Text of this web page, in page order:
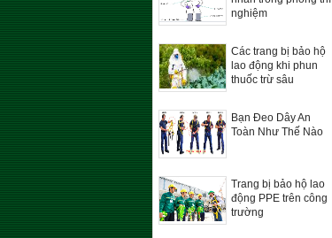
nghiệm
Các trang bị bảo hộ
lao động khi phun
thuốc trừ sâu
Bạn Đeo Dây An
Toàn Như Thế Nào
Trang bị bảo hộ lao
động PPE trên công
trường